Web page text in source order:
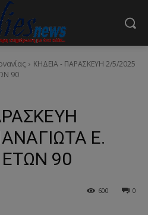
ΚΗΔΕΙΑ - ΠΑΡΑΣΚΕΥΗ 2/5/2025
90
Ε.
90
0
600